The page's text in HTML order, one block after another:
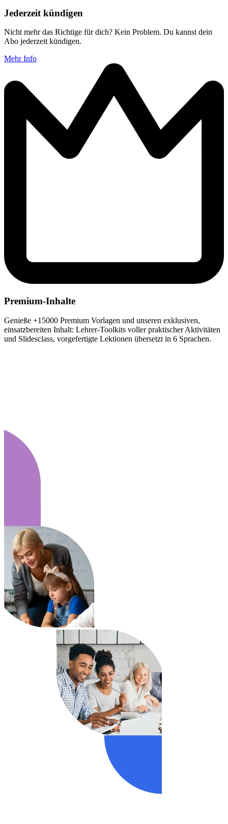
Jederzeit kündigen
Nicht mehr das Richtige für dich? Kein Problem. Du kannst dein
Abo jederzeit kündigen.
Mehr Info
Premium-Inhalte
Genieße +15000 Premium Vorlagen und unseren exklusiven,
einsatzbereiten Inhalt: Lehrer-Toolkits voller praktischer Aktivitäten
und Slidesclass, vorgefertigte Lektionen übersetzt in 6 Sprachen.